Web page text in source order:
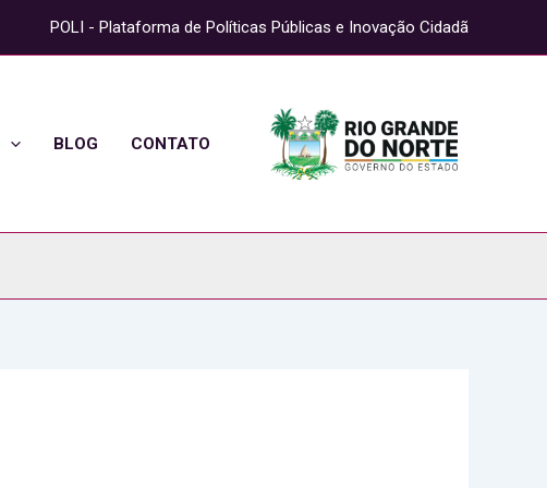
POLI - Plataforma de Políticas Públicas e Inovação Cidadã
BLOG CONTATO